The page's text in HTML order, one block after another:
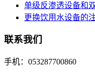
单级反渗透设备和
更换饮用水设备的
联系我们
手机：053287700860